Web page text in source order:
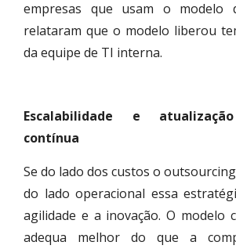
empresas que usam o modelo
relataram que o modelo liberou
da equipe de TI interna.
Escalabilidade e
contínua
Se do lado dos custos o
do lado operacional essa
agilidade e a inovação. O modelo
adequa melhor do que a